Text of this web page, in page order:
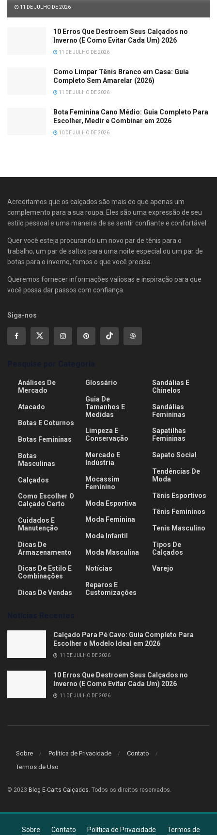
11 DE JULHO DE 2026
10 Erros Que Destroem Seus Calçados no
Inverno (E Como Evitar Cada Um) 2026
11 DE JULHO DE 2026
Como Limpar Tênis Branco em Casa: Guia
Completo Sem Amarelar (2026)
11 DE JULHO DE 2026
Bota Feminina Cano Médio: Guia Completo Para
Escolher, Medir e Combinar em 2026
10 DE JULHO DE 2026
Acreditamos que os calçados são mais do que apenas um
complemento para a sua roupa. Eles são uma expressão de seu
estilo pessoal e uma maneira de se sentir confiante e confortável.
Quer você esteja procurando um novo par de tênis para o
trabalho, um par de saltos para uma noite especial ou um par de
botas para o inverno, temos o que você precisa.
Queremos fornecer informações valiosas e inspiração para que
você possa dar passos com confiança.
Siga-nos
Análises De
Mercado
Atacado
Botas E Coturnos
Botas Femininas
Botas
Masculinas
Calçados
Como Escolher O
Calçado Certo
Cuidados E
Manutenção
Dicas De
Armazenamento
Dicas De Estilo E
Combinações
Dicas De Vendas
Glossário
Guia De
Tamanhos E
Medidas
Limpeza E
Conservação
Mercado E
Indústria
Mocassim
Feminino
Moda Esportiva
Moda Feminina
Moda Infantil
Moda Masculina
Notícias
Reparos E
Customizações
Sandálias E
Chinelos
Sandálias
Femininas
Sapatilhas
Femininas
Sapato Social
Tendências De
Moda
Tênis Esportivos
Tênis Femininos
Tenis Masculino
Tipos De
Calçados
Varejo
Calçado Para Pé Cavo: Guia Completo Para
Escolher o Modelo Ideal em 2026
11 DE JULHO DE 2026
10 Erros Que Destroem Seus Calçados no
Inverno (E Como Evitar Cada Um) 2026
11 DE JULHO DE 2026
Sobre Política de Privacidade
Contato
Termos de Uso
© 2023 Blog E-Carts Calçados. Todos os direitos reservados.
Sobre Contato Política de Privacidade Termos de